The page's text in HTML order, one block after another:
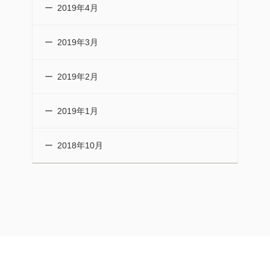
2019年4月
2019年3月
2019年2月
2019年1月
2018年10月